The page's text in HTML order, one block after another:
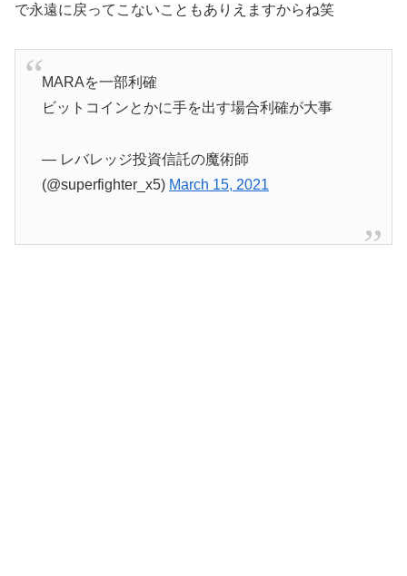
で永遠に戻ってこないこともありえますからね笑
MARAを一部利確
ビットコインとかに手を出す場合利確が大事
— レバレッジ投資信託の魔術師
(@superfighter_x5) March 15, 2021